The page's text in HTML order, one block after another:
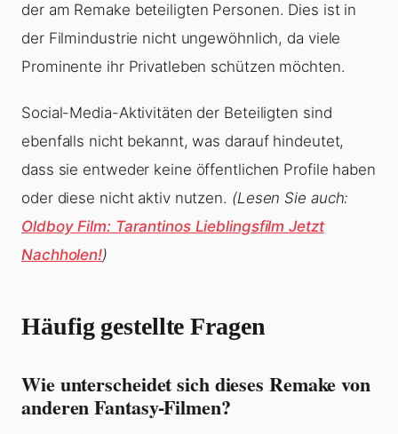
der am Remake beteiligten Personen. Dies ist in
der Filmindustrie nicht ungewöhnlich, da viele
Prominente ihr Privatleben schützen möchten.
Social-Media-Aktivitäten der Beteiligten sind
ebenfalls nicht bekannt, was darauf hindeutet,
dass sie entweder keine öffentlichen Profile haben
oder diese nicht aktiv nutzen. (Lesen Sie auch:
Oldboy Film: Tarantinos Lieblingsfilm Jetzt
Nachholen!)
Häufig gestellte Fragen
Wie unterscheidet sich dieses Remake von
anderen Fantasy-Filmen?